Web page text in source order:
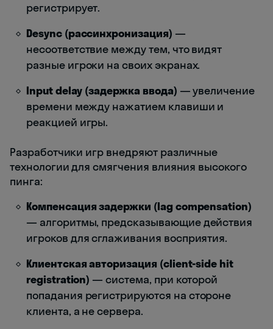
регистрирует.
Desync (рассинхронизация) —
несоответствие между тем, что видят
разные игроки на своих экранах.
Input delay (задержка ввода) — увеличение
времени между нажатием клавиши и
реакцией игры.
Разработчики игр внедряют различные
технологии для смягчения влияния высокого
пинга:
Компенсация задержки (lag compensation)
— алгоритмы, предсказывающие действия
игроков для сглаживания восприятия.
Клиентская авторизация (client-side hit
registration) — система, при которой
попадания регистрируются на стороне
клиента, а не сервера.